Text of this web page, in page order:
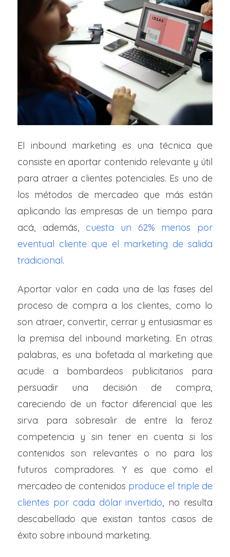
El inbound marketing es una técnica que
consiste en aportar contenido relevante y útil
para atraer a clientes potenciales. Es uno de
los métodos de mercadeo que más están
aplicando las empresas de un tiempo para
acá, además, cuesta un 62% menos por
eventual cliente que el marketing de salida
tradicional.
Aportar valor en cada una de las fases del
proceso de compra a los clientes, como lo
son atraer, convertir, cerrar y entusiasmar es
la premisa del inbound marketing. En otras
palabras, es una bofetada al marketing que
acude a bombardeos publicitarios para
persuadir una decisión de compra,
careciendo de un factor diferencial que les
sirva para sobresalir de entre la feroz
competencia y sin tener en cuenta si los
contenidos son relevantes o no para los
futuros compradores. Y es que como el
mercadeo de contenidos produce el triple de
clientes por cada dólar invertido, no resulta
descabellado que existan tantos casos de
éxito sobre inbound marketing.